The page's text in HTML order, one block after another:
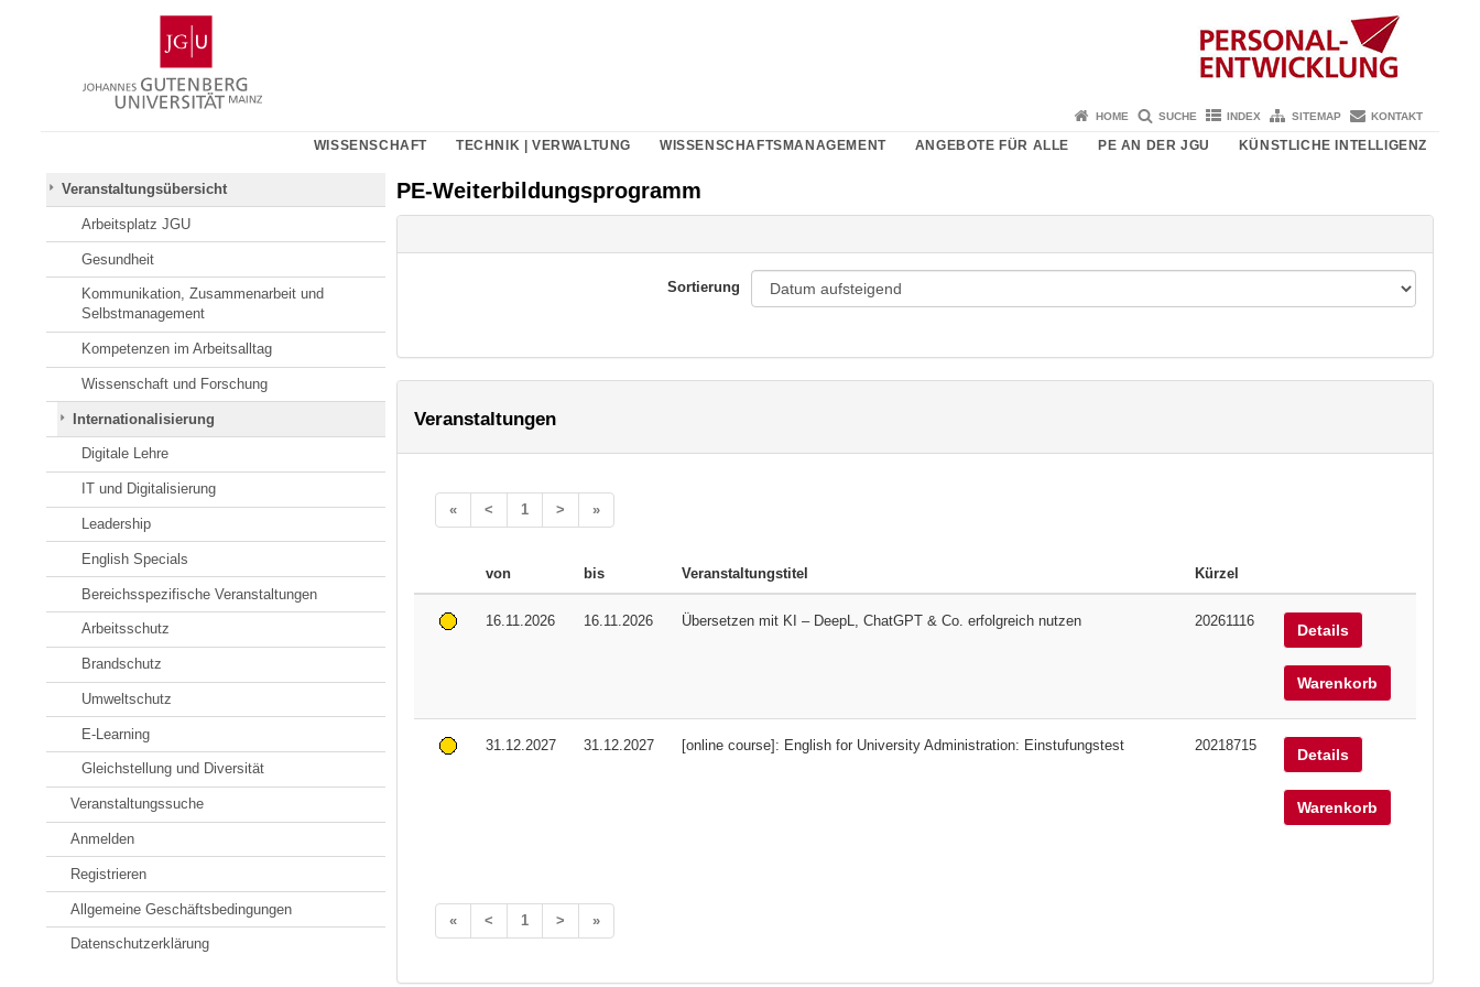
Gutenberg-
Universität
Mainz
HOME SUCHE INDEX SITEMAP KONTAKT
WISSENSCHAFT TECHNIK | VERWALTUNG WISSENSCHAFTSMANAGEMENT ANGEBOTE FÜR ALLE PE AN DER JGU KÜNSTLICHE INTELLIGENZ
Veranstaltungsübersicht
Arbeitsplatz JGU
Gesundheit
Kommunikation, Zusammenarbeit und
Selbstmanagement
Kompetenzen im Arbeitsalltag
Wissenschaft und Forschung
Internationalisierung
Digitale Lehre
IT und Digitalisierung
Leadership
English Specials
Bereichsspezifische Veranstaltungen
Arbeitsschutz
Brandschutz
Umweltschutz
E-Learning
Gleichstellung und Diversität
Veranstaltungssuche
Anmelden
Registrieren
Allgemeine Geschäftsbedingungen
Datenschutzerklärung
PE-Weiterbildungsprogramm
Sortierung
Veranstaltungen
« < 1 > »
von bis Veranstaltungstitel Kürzel
16.11.2026 16.11.2026 Übersetzen mit KI – DeepL, ChatGPT & Co. erfolgreich nutzen 20261116
Details
Warenkorb
31.12.2027 31.12.2027 [online course]: English for University Administration: Einstufungstest 20218715
Details
Warenkorb
« < 1 > »